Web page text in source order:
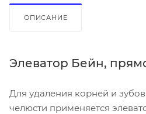
ОПИСАНИЕ
Элеватор Бейн,
Для удаления корней и
челюсти применяется